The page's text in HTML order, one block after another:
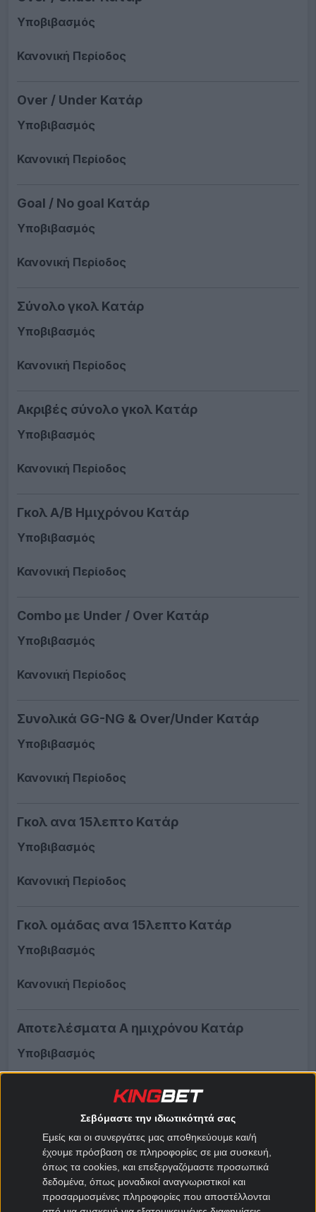
Σεβόμαστε την ιδιωτικότητά σας
Εμείς και οι συνεργάτες μας αποθηκεύουμε και/ή
έχουμε πρόσβαση σε πληροφορίες σε μια συσκευή,
όπως τα cookies, και επεξεργαζόμαστε προσωπικά
δεδομένα, όπως μοναδικοί αναγνωριστικοί και
προσαρμοσμένες πληροφορίες που αποστέλλονται
Υποβιβασμός
Κανονική Περίοδος
Over / Under Κατάρ
Υποβιβασμός
Κανονική Περίοδος
Goal / No goal Κατάρ
Υποβιβασμός
Κανονική Περίοδος
Σύνολο γκολ Κατάρ
Υποβιβασμός
Κανονική Περίοδος
Ακριβές σύνολο γκολ Κατάρ
Υποβιβασμός
Κανονική Περίοδος
Γκολ A/Β Ημιχρόνου Κατάρ
Υποβιβασμός
Κανονική Περίοδος
Combo με Under / Over Κατάρ
Υποβιβασμός
Κανονική Περίοδος
Συνολικά GG-NG & Over/Under Κατάρ
Υποβιβασμός
Κανονική Περίοδος
Γκολ ανα 15λεπτο Κατάρ
Υποβιβασμός
Κανονική Περίοδος
Γκολ ομάδας ανα 15λεπτο Κατάρ
Υποβιβασμός
Κανονική Περίοδος
Αποτελέσματα Α ημιχρόνου Κατάρ
Υποβιβασμός
Κανονική Περίοδος
Ημίχρονο / Τελικό Κατάρ
Υποβιβασμός
Κανονική Περίοδος